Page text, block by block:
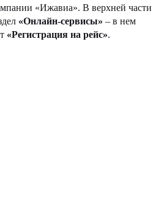
«Ижавиа». В верхней части
«Онлайн-сервисы» – в нем
«Регистрация на рейс».